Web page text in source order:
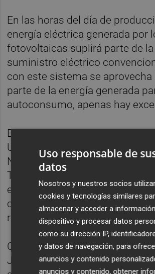
En las horas del día de
energía eléctrica generada por
fotovoltaicas suplirá parte de la
suministro eléctrico
con este sistema se aprovecha
parte de la energía generada
autoconsumo, apenas hay
Esta actuación será
Unión Europea a través del
NextGenerationEU y el Plan de
Transformación y Resiliencia,
el Ivace, donde se obtiene una
cercana al 83% del total de la
realizada.
Con esta nueva instalación, la
Justicia y Administración
Uso responsable de
datos
Nosotros y nuestros socios
cookies y tecnologías similares
almacenar y acceder a
dispositivo y procesar datos
como su dirección IP,
y datos de navegación, para
anuncios y contenido
anuncios y contenido, obtener